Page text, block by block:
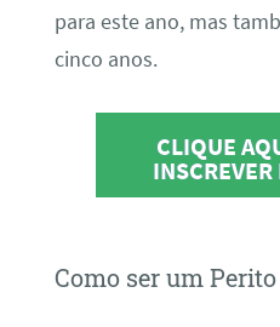
para este ano, mas
cinco anos.
CLIQUE
Como ser um